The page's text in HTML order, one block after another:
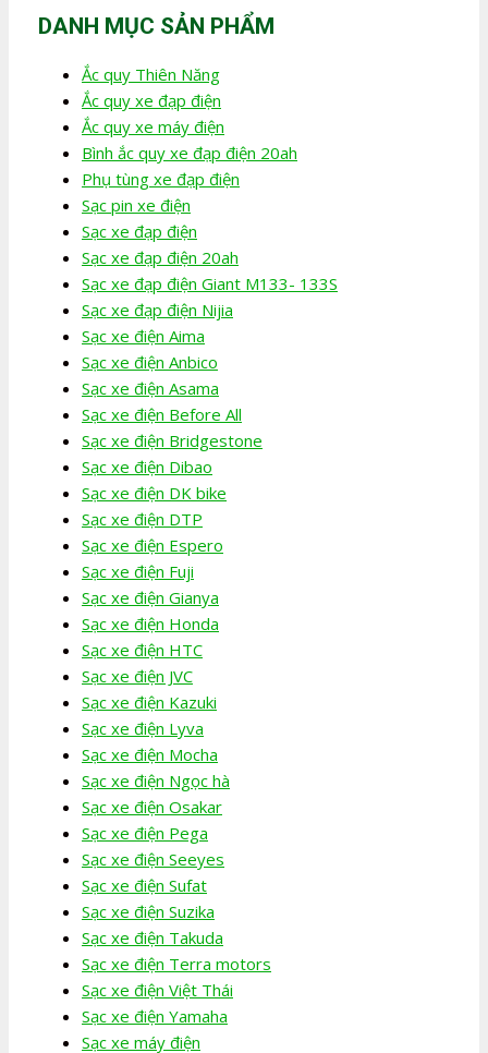
DANH MỤC SẢN PHẨM
Ắc quy Thiên Năng
Ắc quy xe đạp điện
Ắc quy xe máy điện
Bình ắc quy xe đạp điện 20ah
Phụ tùng xe đạp điện
Sạc pin xe điện
Sạc xe đạp điện
Sạc xe đạp điện 20ah
Sạc xe đạp điện Giant M133- 133S
Sạc xe đạp điện Nijia
Sạc xe điện Aima
Sạc xe điện Anbico
Sạc xe điện Asama
Sạc xe điện Before All
Sạc xe điện Bridgestone
Sạc xe điện Dibao
Sạc xe điện DK bike
Sạc xe điện DTP
Sạc xe điện Espero
Sạc xe điện Fuji
Sạc xe điện Gianya
Sạc xe điện Honda
Sạc xe điện HTC
Sạc xe điện JVC
Sạc xe điện Kazuki
Sạc xe điện Lyva
Sạc xe điện Mocha
Sạc xe điện Ngọc hà
Sạc xe điện Osakar
Sạc xe điện Pega
Sạc xe điện Seeyes
Sạc xe điện Sufat
Sạc xe điện Suzika
Sạc xe điện Takuda
Sạc xe điện Terra motors
Sạc xe điện Việt Thái
Sạc xe điện Yamaha
Sạc xe máy điện